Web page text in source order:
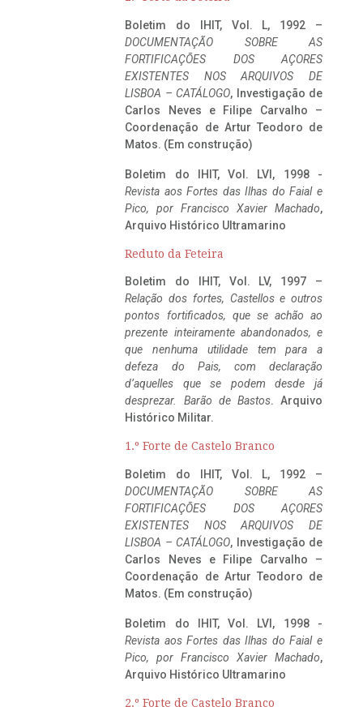
Boletim do IHIT, Vol. L, 1992 –
DOCUMENTAÇÃO SOBRE AS
FORTIFICAÇÕES DOS AÇORES
EXISTENTES NOS ARQUIVOS DE
LISBOA – CATÁLOGO, Investigação de
Carlos Neves e Filipe Carvalho –
Coordenação de Artur Teodoro de
Matos. (Em construção)
Boletim do IHIT, Vol. LVI, 1998 -
Revista aos Fortes das Ilhas do Faial e
Pico, por Francisco Xavier Machado,
Arquivo Histórico Ultramarino
Reduto da Feteira
Boletim do IHIT, Vol. LV, 1997 –
Relação dos fortes, Castellos e outros
pontos fortificados, que se achão ao
prezente inteiramente abandonados, e
que nenhuma utilidade tem para a
defeza do Pais, com declaração
d’aquelles que se podem desde já
desprezar. Barão de Bastos. Arquivo
Histórico Militar.
1.º Forte de Castelo Branco
Boletim do IHIT, Vol. L, 1992 –
DOCUMENTAÇÃO SOBRE AS
FORTIFICAÇÕES DOS AÇORES
EXISTENTES NOS ARQUIVOS DE
LISBOA – CATÁLOGO, Investigação de
Carlos Neves e Filipe Carvalho –
Coordenação de Artur Teodoro de
Matos. (Em construção)
Boletim do IHIT, Vol. LVI, 1998 -
Revista aos Fortes das Ilhas do Faial e
Pico, por Francisco Xavier Machado,
Arquivo Histórico Ultramarino
2.º Forte de Castelo Branco